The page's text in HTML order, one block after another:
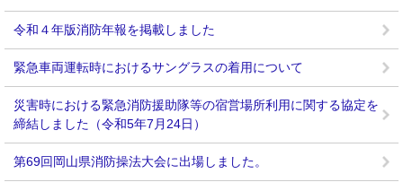
令和４年版消防年報を掲載しました
緊急車両運転時におけるサングラスの着用について
災害時における緊急消防援助隊等の宿営場所利用に関する協定を
締結しました（令和5年7月24日）
第69回岡山県消防操法大会に出場しました。